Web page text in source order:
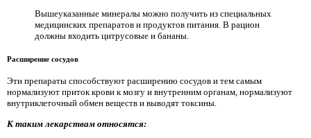
Вышеуказанные минералы можно получить из специальных
медицинских препаратов и продуктов питания. В рацион
должны входить цитрусовые и бананы.
Расширение сосудов
Эти препараты способствуют расширению сосудов и тем самым
нормализуют приток крови к мозгу и внутренним органам, нормализуют
внутриклеточный обмен веществ и выводят токсины.
К таким лекарствам относятся: